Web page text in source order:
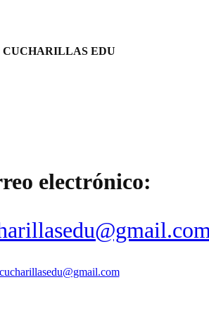
CUCHARILLAS EDU
electrónico:
cucharillasedu@gmail.com